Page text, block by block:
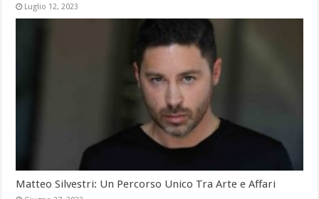
Luglio 12, 2023
Matteo Silvestri: Un Percorso Unico Tra Arte e Affari